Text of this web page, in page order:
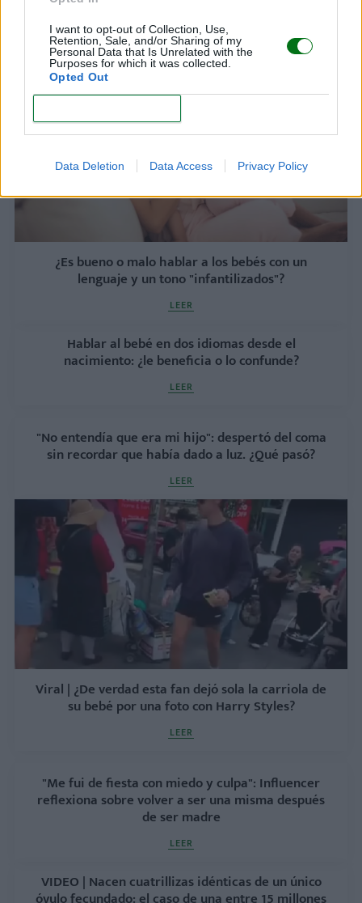
I want to opt-out of Collection, Use,
Retention, Sale, and/or Sharing of my
Personal Data that Is Unrelated with the
Purposes for which it was collected.
Opted Out
Data Deletion Data Access Privacy Policy
Te puede interesar…
¿Es bueno o malo hablar a los bebés con un
lenguaje y un tono "infantilizados"?
LEER
Hablar al bebé en dos idiomas desde el
nacimiento: ¿le beneficia o lo confunde?
LEER
"No entendía que era mi hijo": despertó del coma
sin recordar que había dado a luz. ¿Qué pasó?
LEER
Viral | ¿De verdad esta fan dejó sola la carriola de
su bebé por una foto con Harry Styles?
LEER
"Me fui de fiesta con miedo y culpa": Influencer
reflexiona sobre volver a ser una misma después
de ser madre
LEER
VIDEO | Nacen cuatrillizas idénticas de un único